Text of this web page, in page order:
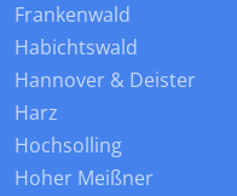
Frankenwald
Habichtswald
Hannover & Deister
Harz
Hochsolling
Hoher Meißner